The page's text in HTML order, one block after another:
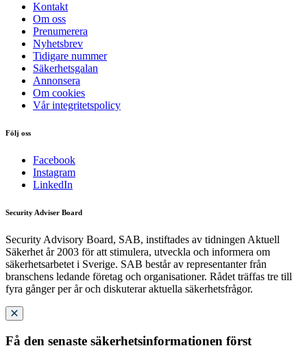
Kontakt
Om oss
Prenumerera
Nyhetsbrev
Tidigare nummer
Säkerhetsgalan
Annonsera
Om cookies
Vår integritetspolicy
Följ oss
Facebook
Instagram
LinkedIn
Security Adviser Board
Security Advisory Board, SAB, instiftades av tidningen Aktuell
Säkerhet år 2003 för att stimulera, utveckla och informera om
säkerhetsarbetet i Sverige. SAB består av representanter från
branschens ledande företag och organisationer. Rådet träffas tre till
fyra gånger per år och diskuterar aktuella säkerhetsfrågor.
Få den senaste säkerhetsinformationen först